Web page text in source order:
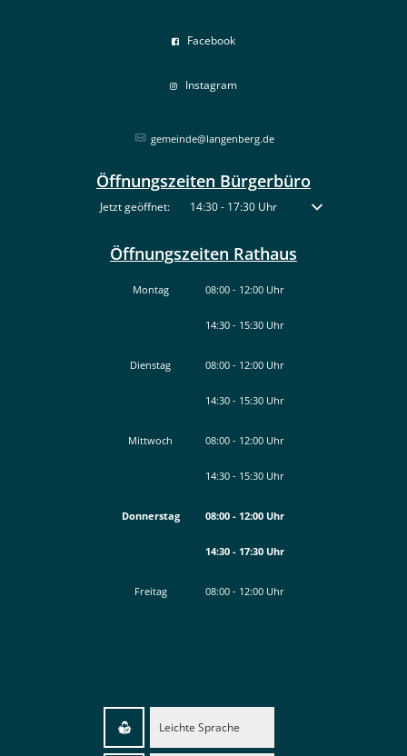
Facebook
Instagram
gemeinde@langenberg.de
Öffnungszeiten Bürgerbüro
Klicken, um weitere Öffnungs- oder Schließzeiten auszublenden
Jetzt geöffnet: 14:30- 17:30Uhr Von 14:30 bis 17:30
Öffnungszeiten Rathaus
Montag 08:00- 12:00Uhr
Von 08:00 bis 12:00 Uhr
14:30- 15:30Uhr
Von 14:30 bis 15:30 Uhr
Dienstag 08:00- 12:00Uhr
Von 08:00 bis 12:00 Uhr
14:30- 15:30Uhr
Von 14:30 bis 15:30 Uhr
Mittwoch 08:00- 12:00Uhr
Von 08:00 bis 12:00 Uhr
14:30- 15:30Uhr
Von 14:30 bis 15:30 Uhr
Donnerstag 08:00- 12:00Uhr
Von 08:00 bis 12:00 Uhr
14:30- 17:30Uhr
Von 14:30 bis 17:30 Uhr
Freitag 08:00- 12:00Uhr
Leichte Sprache